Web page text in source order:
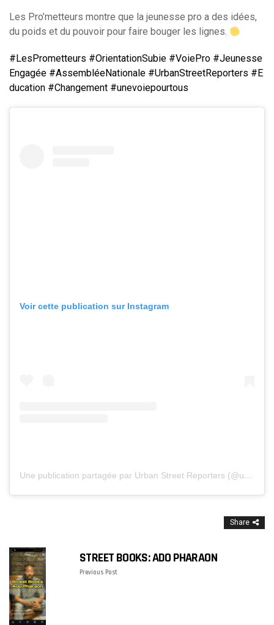
Les Pro’metteurs montre que la jeunesse pro a des idées,
du poids et du pouvoir pour faire bouger les lignes.
#LesPrometteurs #OrientationSubie #VoiePro #Jeunesse
Engagée #AssembléeNationale #UrbanStreetReporters #E
ducation #Changement #unevoiepourtous
Voir cette publication sur Instagram
U
ne publication partagée par Urban Street Reporters (@usrofficiel)
Share
STREET BOOKS: ADO PHARAON
Previous Post